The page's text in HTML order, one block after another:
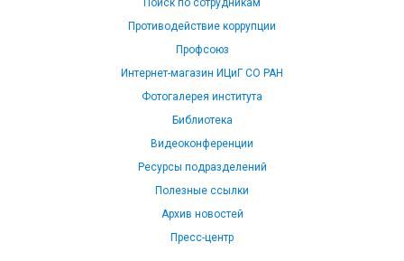
Поиск по сотрудникам
Противодействие коррупции
Профсоюз
Интернет-магазин ИЦиГ СО РАН
Фотогалерея института
Библиотека
Видеоконференции
Ресурсы подразделений
Полезные ссылки
Архив новостей
Пресс-центр